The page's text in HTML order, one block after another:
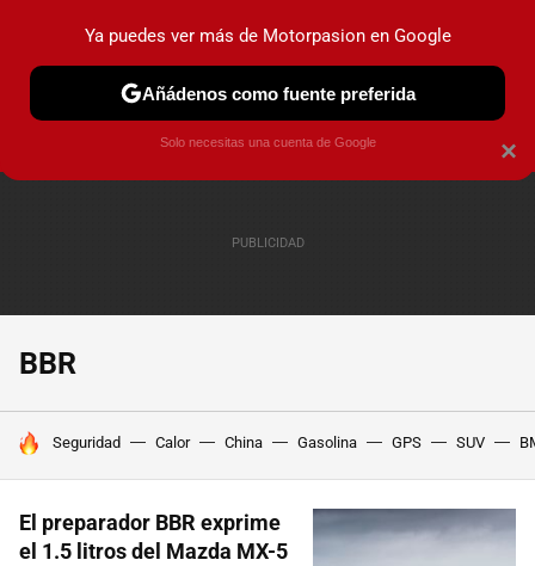
PRUEBAS COCHES ELÉCTRICOS OBSERVATORIO
BBR
HOY SE HABLA DE
Seguridad Calor China Gasolina GPS SUV
El preparador BBR exprime
el 1.5 litros del Mazda MX-5
×
Ya puedes ver más de Motorpasion en Google
Añádenos como fuente preferida
Solo necesitas una cuenta de Google